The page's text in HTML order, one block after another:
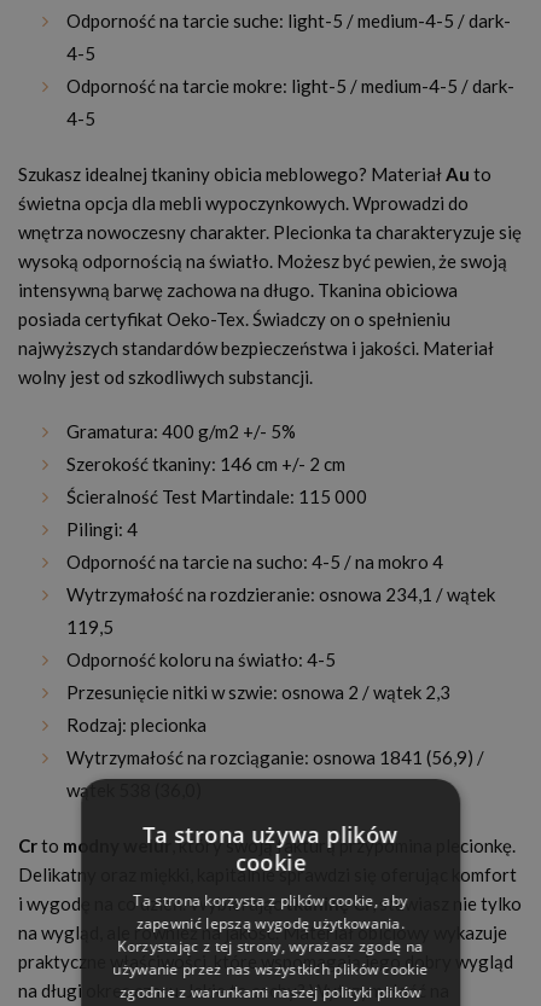
Odporność na tarcie suche: light-5 / medium-4-5 / dark-
4-5
Odporność na tarcie mokre: light-5 / medium-4-5 / dark-
4-5
Szukasz idealnej tkaniny obicia meblowego? MateriałAu to
świetna opcja dla mebli wypoczynkowych. Wprowadzi do
wnętrza nowoczesny charakter. Plecionka ta charakteryzuje się
wysoką odpornością na światło. Możesz być pewien, że swoją
intensywną barwę zachowa na długo. Tkanina obiciowa
posiada certyfikat Oeko-Tex. Świadczy on o spełnieniu
najwyższych standardów bezpieczeństwa i jakości. Materiał
wolny jest od szkodliwych substancji.
Gramatura: 400 g/m2 +/- 5%
Szerokość tkaniny: 146 cm +/- 2 cm
Ścieralność Test Martindale: 115 000
Pilingi: 4
Odporność na tarcie na sucho: 4-5 / na mokro 4
Wytrzymałość na rozdzieranie: osnowa 234,1 / wątek
119,5
Odporność koloru na światło: 4-5
Przesunięcie nitki w szwie: osnowa 2 / wątek 2,3
Rodzaj: plecionka
Wytrzymałość na rozciąganie: osnowa 1841 (56,9) /
wątek 538 (36,0)
Crto modny welur , który swoją fakturą przypomina plecionkę.
Delikatny oraz miękki, kapitalnie sprawdzi się oferując komfort
i wygodę na co dzień. Wybierająctkaninę Cr, stawiasz nie tylko
na wygląd, ale również na jakość. Materiał obiciowy wykazuje
praktyczne właściwości, które wspomagają jego dobry wygląd
na długi okres czasu. Jakie to cechy? Wytrzymałość na
Ta strona używa plików
cookie
Ta strona korzysta z plików cookie, aby
zapewnić lepszą wygodę użytkowania.
Korzystając z tej strony, wyrażasz zgodę na
używanie przez nas wszystkich plików cookie
zgodnie z warunkami naszej polityki plików